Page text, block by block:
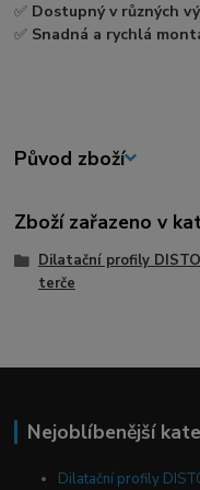
✅ Dostupný v různých
✅ Snadná a rychlá
Původ zboží
Zboží zařazeno v
Dilatační profily
terče
Nejoblíbenější
Dilatační profily